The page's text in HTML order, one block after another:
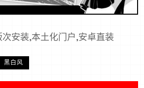
安装,本土化门户,安卓直装
黑白风